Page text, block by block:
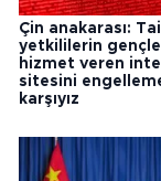
Çin anakarası:
yetkililerin
hizmet veren
sitesini
karşıyız